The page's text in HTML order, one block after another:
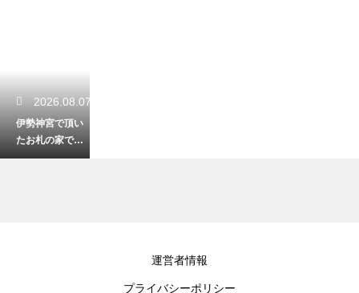
2026.08.07
伊勢神宮で頂い
たお札の家での
正しい祀り方！
運営者情報
プライバシーポリシー